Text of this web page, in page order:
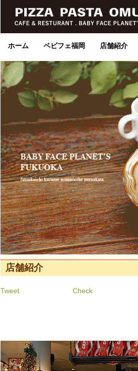
ホーム ベビフェ福岡 店舗紹介
店舗紹介
Tweet Check